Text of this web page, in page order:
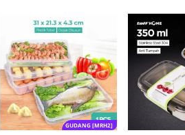
GUDANG [MRH2]